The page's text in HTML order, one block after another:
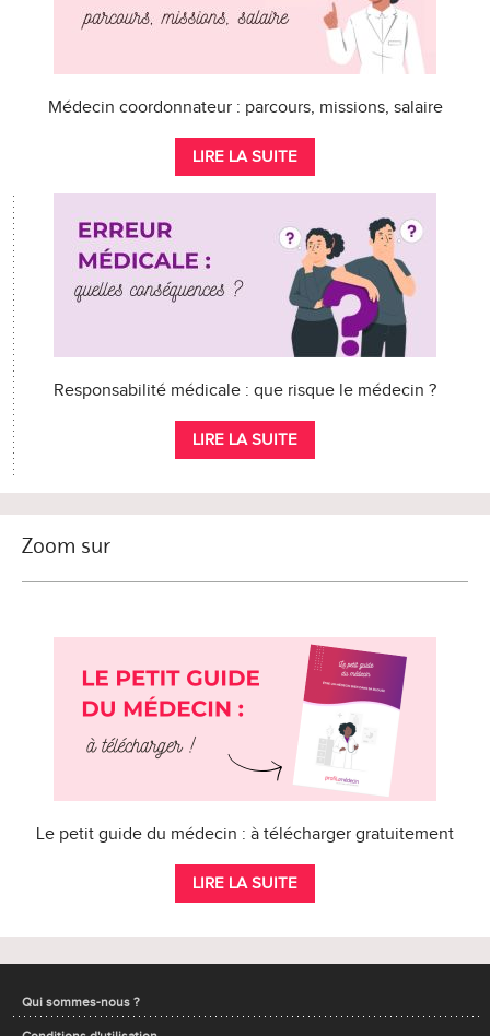
Médecin coordonnateur : parcours, missions, salaire
LIRE LA SUITE
Responsabilité médicale : que risque le médecin ?
LIRE LA SUITE
Zoom sur
Le petit guide du médecin : à télécharger gratuitement
LIRE LA SUITE
Qui sommes-nous ?